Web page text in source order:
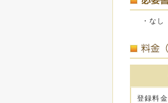
・なし
登録料金